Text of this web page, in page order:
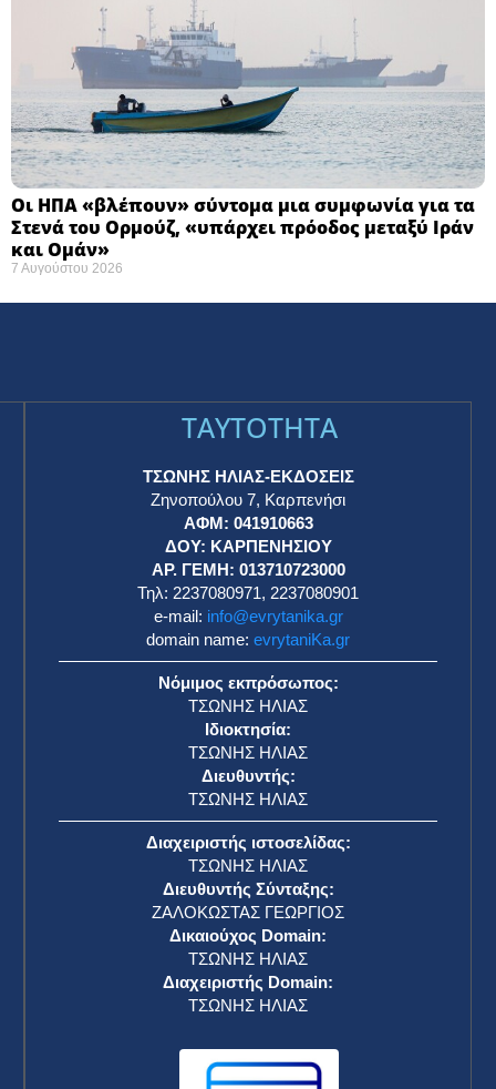
Οι ΗΠΑ «βλέπουν» σύντομα μια συμφωνία για τα
Στενά του Ορμούζ, «υπάρχει πρόοδος μεταξύ Ιράν
και Ομάν»
7 Αυγούστου 2026
TAYTOTHTA
ΤΣΩΝΗΣ ΗΛΙΑΣ-ΕΚΔΟΣΕΙΣ
Ζηνοπούλου 7, Καρπενήσι
ΑΦΜ: 041910663
ΔΟΥ: ΚΑΡΠΕΝΗΣΙΟΥ
ΑΡ. ΓΕΜΗ: 013710723000
Τηλ: 2237080971, 2237080901
e-mail: info@evrytanika.gr
domain name: evrytaniKa.gr
Νόμιμος εκπρόσωπος:
ΤΣΩΝΗΣ ΗΛΙΑΣ
Ιδιοκτησία:
ΤΣΩΝΗΣ ΗΛΙΑΣ
Διευθυντής:
ΤΣΩΝΗΣ ΗΛΙΑΣ
Διαχειριστής ιστοσελίδας:
ΤΣΩΝΗΣ ΗΛΙΑΣ
Διευθυντής Σύνταξης:
ΖΑΛΟΚΩΣΤΑΣ ΓΕΩΡΓΙΟΣ
Δικαιούχος Domain:
ΤΣΩΝΗΣ ΗΛΙΑΣ
Διαχειριστής Domain:
ΤΣΩΝΗΣ ΗΛΙΑΣ